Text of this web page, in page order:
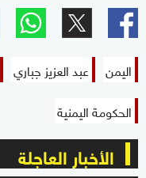
اليمن عبد العزيز جباري
الحكومة اليمنية
الأخبار العاجلة